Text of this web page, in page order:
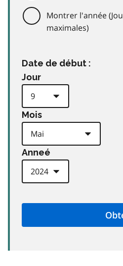
Montrer l'année
maximales)
Date de début :
Jour
Mois
Anneé